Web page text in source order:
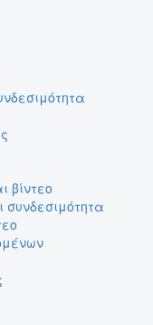
βίντεο
συνδεσιμότητα